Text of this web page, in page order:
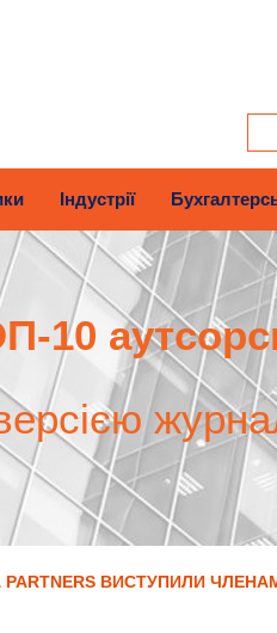
Індустрії
10
PARTNERS ВИСТУПИЛИ